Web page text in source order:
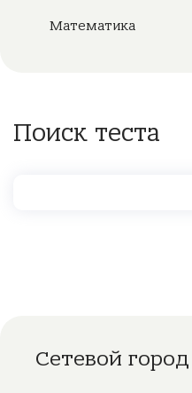
Математика
Поиск теста
Сетевой город